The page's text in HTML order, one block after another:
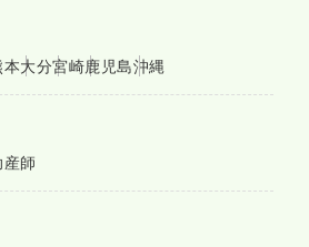
本大分宮崎鹿児島沖縄
産師